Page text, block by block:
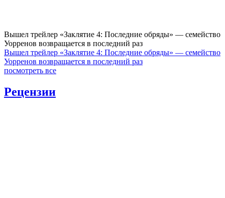
Вышел трейлер «Заклятие 4: Последние обряды» — семейство
Уорренов возвращается в последний раз
Вышел трейлер «Заклятие 4: Последние обряды» — семейство
Уорренов возвращается в последний раз
посмотреть все
Рецензии